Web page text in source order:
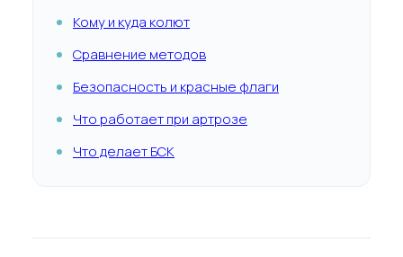
Кому и куда колют
Сравнение методов
Безопасность и красные флаги
Что работает при артрозе
Что делает БСК